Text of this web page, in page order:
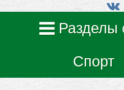
Разделы
Спорт